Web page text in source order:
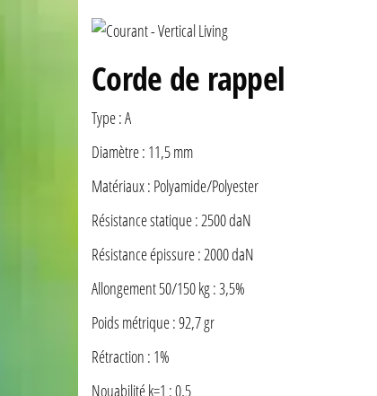
Corde de rappel
Type : A
Diamètre : 11,5 mm
Matériaux : Polyamide/Polyester
Résistance statique : 2500 daN
Résistance épissure : 2000 daN
Allongement 50/150 kg : 3,5%
Poids métrique : 92,7 gr
Rétraction : 1%
Nouabilité k=1 : 0,5